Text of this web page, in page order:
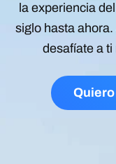
la experiencia
siglo hasta
desafíate a